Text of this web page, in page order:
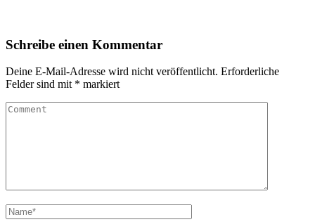
Schreibe einen Kommentar
Deine E-Mail-Adresse wird nicht veröffentlicht. Erforderliche
Felder sind mit * markiert